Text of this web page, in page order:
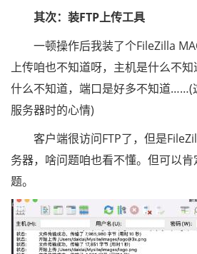
其次：装FTP上传工具
一顿操作后我装了个FileZilla
上传咱也不知道呀，主机是什么不
什么不知道，端口是好多不知道……(
服务器时的心情)
客户端很访问FTP了，但是
务器，啥问题咱也看不懂。但可以
题。